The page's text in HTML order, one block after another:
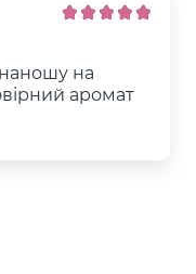
на
аромат